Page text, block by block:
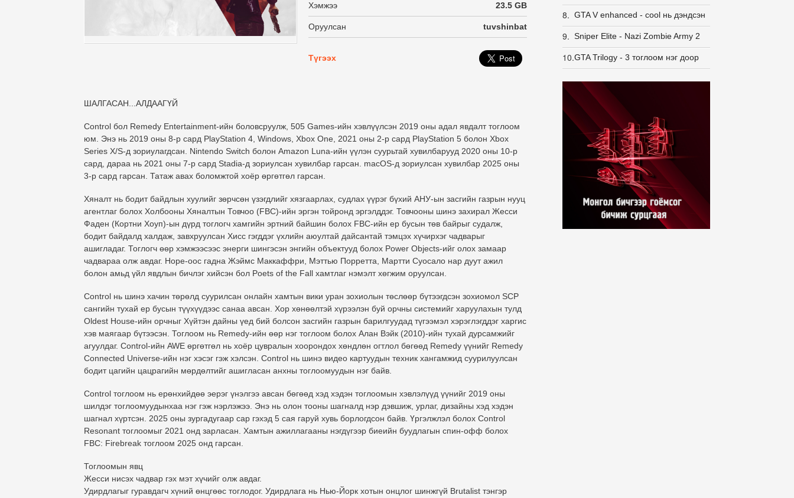
Хэмжээ 23.5 GB
Оруулсан tuvshinbat
Түгээх
ШАЛГАСАН...АЛДААГҮЙ
Control бол Remedy Entertainment-ийн боловсруулж, 505 Games-ийн хэвлүүлсэн 2019 оны адал явдалт тоглоом
юм. Энэ нь 2019 оны 8-р сард PlayStation 4, Windows, Xbox One, 2021 оны 2-р сард PlayStation 5 болон Xbox
Series X/S-д зориулагдсан. Nintendo Switch болон Amazon Luna-ийн үүлэн суурьтай хувилбарууд 2020 оны 10-р
сард, дараа нь 2021 оны 7-р сард Stadia-д зориулсан хувилбар гарсан. macOS-д зориулсан хувилбар 2025 оны
3-р сард гарсан. Татаж авах боломжтой хоёр өргөтгөл гарсан.
Хяналт нь бодит байдлын хуулийг зөрчсөн үзэгдлийг хязгаарлах, судлах үүрэг бүхий АНУ-ын засгийн газрын нууц
агентлаг болох Холбооны Хяналтын Товчоо (FBC)-ийн эргэн тойронд эргэлддэг. Товчооны шинэ захирал Жесси
Фаден (Кортни Хоуп)-ын дүрд тоглогч хамгийн эртний байшин болох FBC-ийн ер бусын төв байрыг судалж,
бодит байдалд халдаж, завхруулсан Хисс гэгддэг үхлийн аюултай дайсантай тэмцэх хүчирхэг чадварыг
ашигладаг. Тоглогч өөр хэмжээсээс энерги шингэсэн энгийн объектууд болох Power Objects-ийг олох замаар
чадвараа олж авдаг. Hope-оос гадна Жэймс Маккаффри, Мэттью Порретта, Мартти Суосало нар дуут ажил
болон амьд үйл явдлын бичлэг хийсэн бол Poets of the Fall хамтлаг нэмэлт хөгжим оруулсан.
Control нь шинэ хачин төрөлд суурилсан онлайн хамтын вики уран зохиолын төслөөр бүтээгдсэн зохиомол SCP
сангийн тухай ер бусын түүхүүдээс санаа авсан. Хор хөнөөлтэй хүрээлэн буй орчны системийг харуулахын тулд
Oldest House-ийн орчныг Хүйтэн дайны үед бий болсон засгийн газрын барилгуудад түгээмэл хэрэглэгддэг харгис
хэв маягаар бүтээсэн. Тоглоом нь Remedy-ийн өөр нэг тоглоом болох Алан Вэйк (2010)-ийн тухай дурсамжийг
агуулдаг. Control-ийн AWE өргөтгөл нь хоёр цувралын хоорондох хөндлөн огтлол бөгөөд Remedy үүнийг Remedy
Connected Universe-ийн нэг хэсэг гэж хэлсэн. Control нь шинэ видео картуудын техник хангамжид суурилуулсан
бодит цагийн цацрагийн мөрдөлтийг ашигласан анхны тоглоомуудын нэг байв.
Control тоглоом нь ерөнхийдөө эерэг үнэлгээ авсан бөгөөд хэд хэдэн тоглоомын хэвлэлүүд үүнийг 2019 оны
шилдэг тоглоомуудынхаа нэг гэж нэрлэжээ. Энэ нь олон тооны шагналд нэр дэвшиж, урлаг, дизайны хэд хэдэн
шагнал хүртсэн. 2025 оны зургадугаар сар гэхэд 5 сая гаруй хувь борлогдсон байв. Үргэлжлэл болох Control
Resonant тоглоомыг 2021 онд зарласан. Хамтын ажиллагааны нэгдүгээр биеийн буудлагын спин-офф болох
FBC: Firebreak тоглоом 2025 онд гарсан.
Тоглоомын явц
Жесси нисэх чадвар гэх мэт хүчийг олж авдаг.
Удирдлагыг гуравдагч хүний ​​​​өнцгөөс тоглодог. Удирдлага нь Нью-Йорк хотын онцлог шинжгүй Brutalist тэнгэр
8. GTA V enhanced - cool нь дэндсэн
9. Sniper Elite - Nazi Zombie Army 2
10.GTA Trilogy - 3 тоглоом нэг доор